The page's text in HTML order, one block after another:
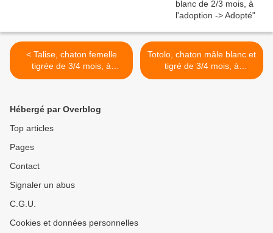
< Talise, chaton femelle
tigrée de 3/4 mois, à
l'adoption -> adoptée
Totolo, chaton mâle blanc et
tigré de 3/4 mois, à
l'adoption -> adopté >
Hébergé par Overblog
Top articles
Pages
Contact
Signaler un abus
C.G.U.
Cookies et données personnelles